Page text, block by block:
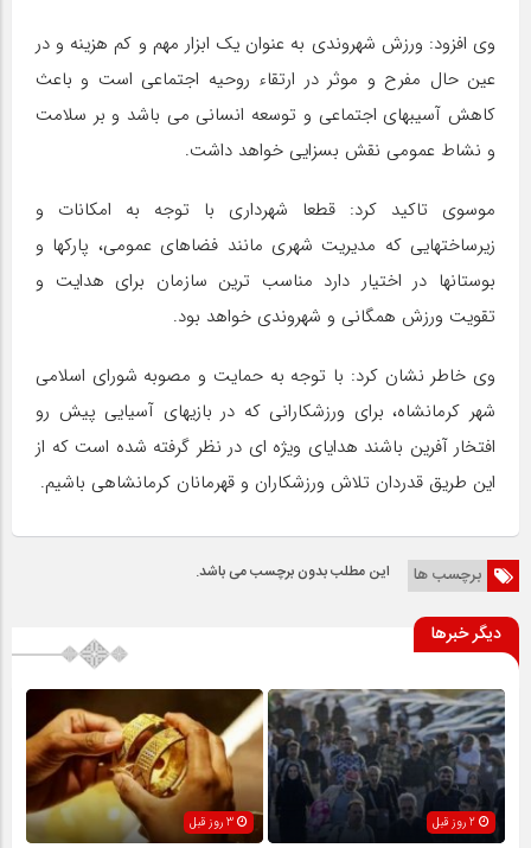
وی افزود: ورزش شهروندی به عنوان یک ابزار مهم و کم هزینه و در
عین حال مفرح و موثر در ارتقاء روحیه اجتماعی است و باعث
کاهش آسیبهای اجتماعی و توسعه انسانی می باشد و بر سلامت
و نشاط عمومی نقش بسزایی خواهد داشت.
موسوی تاکید کرد: قطعا شهرداری با توجه به امکانات و
زیرساختهایی که مدیریت شهری مانند فضاهای عمومی، پارکها و
بوستانها در اختیار دارد مناسب ترین سازمان برای هدایت و
تقویت ورزش همگانی و شهروندی خواهد بود.
وی خاطر نشان کرد: با توجه به حمایت و مصوبه شورای اسلامی
شهر کرمانشاه، برای ورزشکارانی که در بازیهای آسیایی پیش رو
افتخار آفرین باشند هدایای ویژه ای در نظر گرفته شده است که از
این طریق قدردان تلاش ورزشکاران و قهرمانان کرمانشاهی باشیم.
برچسب ها این مطلب بدون برچسب می باشد.
دیگر خبرها
2 روز قبل